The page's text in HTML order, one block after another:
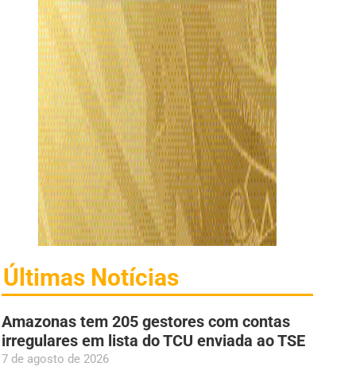
Últimas Notícias
Amazonas tem 205 gestores com contas
irregulares em lista do TCU enviada ao TSE
7 de agosto de 2026